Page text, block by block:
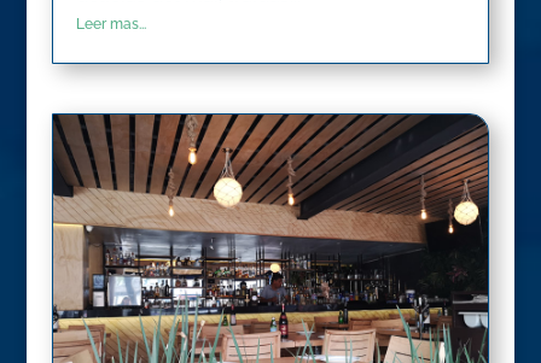
Leer mas...